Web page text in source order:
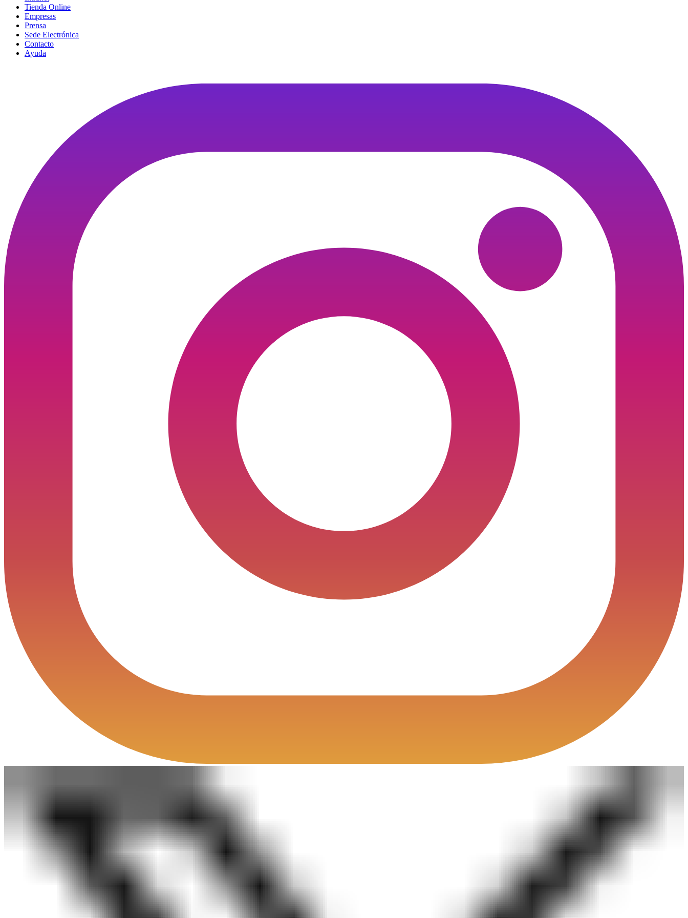
Tienda Online
Empresas
Prensa
Sede Electrónica
Contacto
Ayuda